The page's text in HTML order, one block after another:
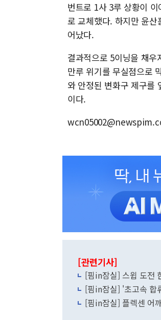
번트로 1사 3루 상황이
로 교체했다. 하지만 윤
어났다.
결과적으로 5이닝을 채
만루 위기를 무실점으로
와 안정된 변화구 제구를
이다.
[관련기사]
[핌in잠실] 스윕 도전
[핌in잠실] '초고속 합
[핌in잠실] 플렉센 어